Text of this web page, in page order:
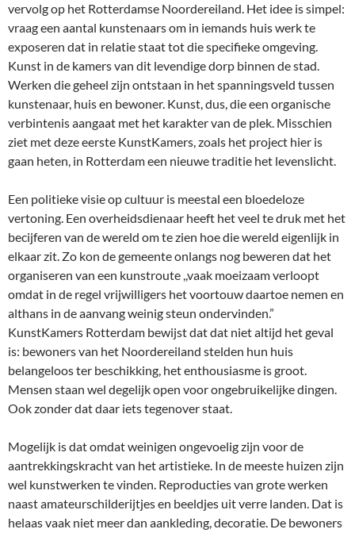
vervolg op het Rotterdamse Noordereiland. Het idee is simpel:
vraag een aantal kunstenaars om in iemands huis werk te
exposeren dat in relatie staat tot die specifieke omgeving.
Kunst in de kamers van dit levendige dorp binnen de stad.
Werken die geheel zijn ontstaan in het spanningsveld tussen
kunstenaar, huis en bewoner. Kunst, dus, die een organische
verbintenis aangaat met het karakter van de plek. Misschien
ziet met deze eerste KunstKamers, zoals het project hier is
gaan heten, in Rotterdam een nieuwe traditie het levenslicht.
Een politieke visie op cultuur is meestal een bloedeloze
vertoning. Een overheidsdienaar heeft het veel te druk met het
becijferen van de wereld om te zien hoe die wereld eigenlijk in
elkaar zit. Zo kon de gemeente onlangs nog beweren dat het
organiseren van een kunstroute ,,vaak moeizaam verloopt
omdat in de regel vrijwilligers het voortouw daartoe nemen en
althans in de aanvang weinig steun ondervinden.”
KunstKamers Rotterdam bewijst dat dat niet altijd het geval
is: bewoners van het Noordereiland stelden hun huis
belangeloos ter beschikking, het enthousiasme is groot.
Mensen staan wel degelijk open voor ongebruikelijke dingen.
Ook zonder dat daar iets tegenover staat.
Mogelijk is dat omdat weinigen ongevoelig zijn voor de
aantrekkingskracht van het artistieke. In de meeste huizen zijn
wel kunstwerken te vinden. Reproducties van grote werken
naast amateurschilderijtjes en beeldjes uit verre landen. Dat is
helaas vaak niet meer dan aankleding, decoratie. De bewoners